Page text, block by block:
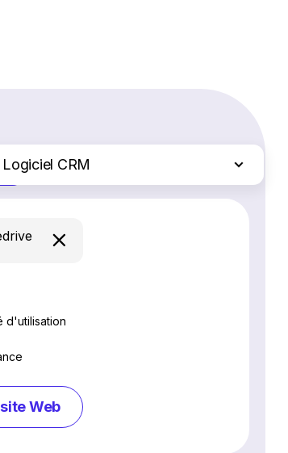
Logiciel CRM
Création de site Web
Services d'hébergement Web
Chat en direct et chatbots
Juste les différences
d'utilisation
Web